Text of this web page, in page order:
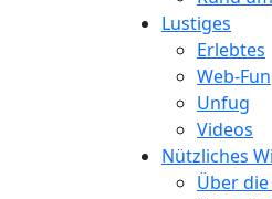
Lustiges
Erlebtes
Web-Fun
Unfug
Videos
Nützliches
Über